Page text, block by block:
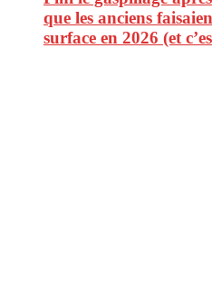
que les anciens
surface en 2026 (et